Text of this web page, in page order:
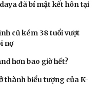
đã bí mật kết hôn tại
cũ kém 38 tuổi vượt
nợ
hơn bao giờ hết?
thành biểu tượng của K-